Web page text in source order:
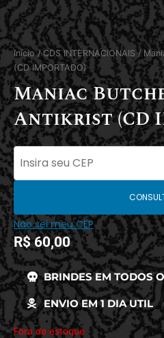
Início/CDS INTERNACIONAIS /
(CD IMPORTADO)
Maniac
Antikrist (CD
Não sei meu CEP
R$60,00
BRINDES EM TODOS
ENVIO EM 1 DIA UTIL
Fora de estoque